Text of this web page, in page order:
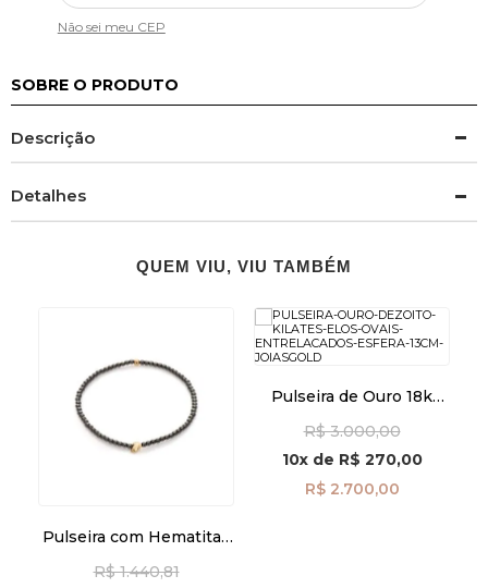
Não sei meu CEP
SOBRE O PRODUTO
Descrição
Detalhes
QUEM VIU, VIU TAMBÉM
Pulseira com Hematitas
pu07904
R$ 1.440,81
Pulseira de Ouro 18k
com Esfera de 13cm
pu08484
R$ 3.000,00
10xde R$ 270,00
R$ 2.700,00